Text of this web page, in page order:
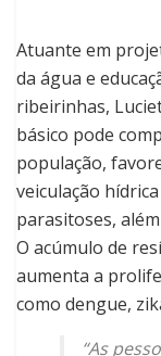
Atuante em
da água e
ribeirinhas,
básico pode
população,
veiculação
parasitoses,
O acúmulo de
aumenta a
como dengue,
“As